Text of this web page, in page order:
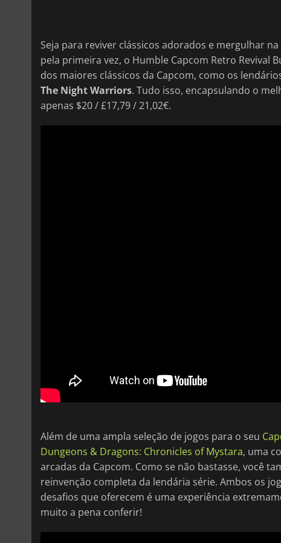
Seja para reviver clássicos adorados e mergulhar
pela primeira vez, o Humble Capcom Retro Revival
dos maiores clássicos da Capcom, como os
The Night Warriors. Tudo isso, encapsulando o
apenas $20 / £17,79 / 21,02€.
Além de uma ampla seleção de jogos para o seu
Dungeons & Dragons: Chronicles of Mystara, uma
arcadas da Capcom. Como se não bastasse, você
reinvenção completa da lendária série. Ambos os
desafios que oferecem é uma experiência
muito a pena conferir!